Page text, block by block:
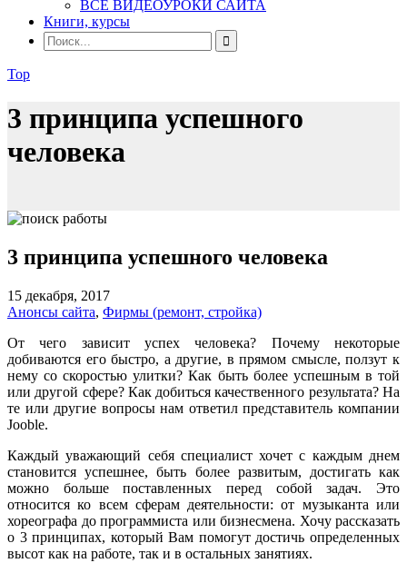
ВСЕ ВИДЕОУРОКИ САЙТА
Книги, курсы
Top
3 принципа успешного
человека
3 принципа успешного человека
15 декабря, 2017
Анонсы сайта, Фирмы (ремонт, стройка)
От чего зависит успех человека? Почему некоторые
добиваются его быстро, а другие, в прямом смысле, ползут к
нему со скоростью улитки? Как быть более успешным в той
или другой сфере? Как добиться качественного результата? На
те или другие вопросы нам ответилпредставитель компании
Jooble.
Каждый уважающий себя специалист хочет с каждым днем
становится успешнее, быть более развитым, достигать как
можно больше поставленных перед собой задач. Это
относится ко всем сферам деятельности: от музыканта или
хореографа до программиста или бизнесмена. Хочу рассказать
о 3 принципах, который Вам помогут достичь определенных
высот как на работе, так и в остальных занятиях.